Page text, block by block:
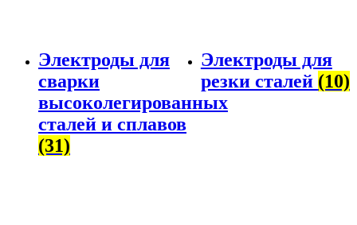
Электроды для
сварки
высоколегированных
сталей и сплавов
(31)
Электроды для
резки сталей (10)